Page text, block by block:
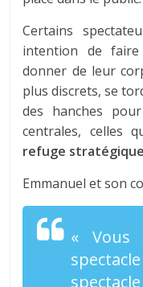
Certains
intention de
donner de leur
plus discrets, se
des hanches
centrales, celles
refuge
Emmanuel et son
« Vous